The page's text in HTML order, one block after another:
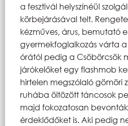
a fesztivál helyszínéül
körbejárásával telt.
kézműves, árus, bemutató
gyermekfoglalkozás várta
órától pedig a Csöbörcsök
járókelőket egy flashmob
hirtelen megszólaló gömöri
ruhába öltözött táncosok
majd fokozatosan
érdeklődőket is. Aki pedig